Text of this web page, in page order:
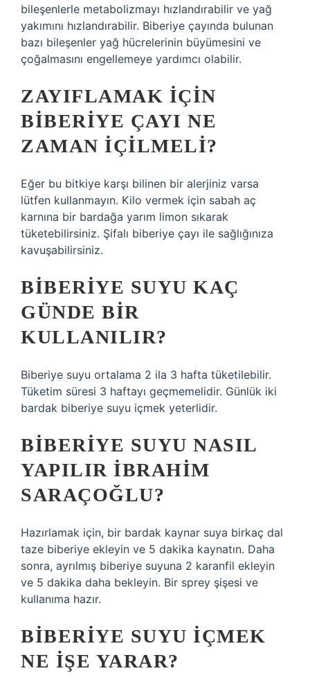
bileşenlerle metabolizmayı hızlandırabilir ve yağ
yakımını hızlandırabilir. Biberiye çayında bulunan
bazı bileşenler yağ hücrelerinin büyümesini ve
çoğalmasını engellemeye yardımcı olabilir.
ZAYIFLAMAK IÇIN
BIBERIYE ÇAYI NE
ZAMAN IÇILMELI?
Eğer bu bitkiye karşı bilinen bir alerjiniz varsa
lütfen kullanmayın. Kilo vermek için sabah aç
karnına bir bardağa yarım limon sıkarak
tüketebilirsiniz. Şifalı biberiye çayı ile sağlığınıza
kavuşabilirsiniz.
BIBERIYE SUYU KAÇ
GÜNDE BIR
KULLANILIR?
Biberiye suyu ortalama 2 ila 3 hafta tüketilebilir.
Tüketim süresi 3 haftayı geçmemelidir. Günlük iki
bardak biberiye suyu içmek yeterlidir.
BIBERIYE SUYU NASIL
YAPILIR İBRAHIM
SARAÇOĞLU?
Hazırlamak için, bir bardak kaynar suya birkaç dal
taze biberiye ekleyin ve 5 dakika kaynatın. Daha
sonra, ayrılmış biberiye suyuna 2 karanfil ekleyin
ve 5 dakika daha bekleyin. Bir sprey şişesi ve
kullanıma hazır.
BIBERIYE SUYU IÇMEK
NE IŞE YARAR?